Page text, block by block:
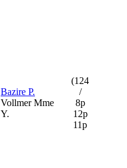
Bazire P.
Vollmer Mme
Y.
(124
/
8p
12p
11p